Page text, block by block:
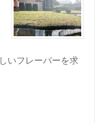
いフレーバーを求